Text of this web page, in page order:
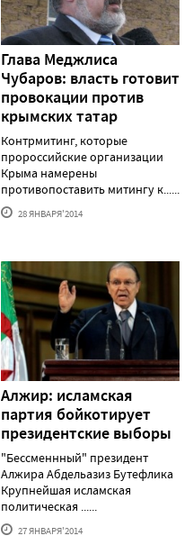
Глава Меджлиса
Чубаров: власть готовит
провокации против
крымских татар
Контрмитинг, которые
пророссийские организации
Крыма намерены
противопоставить митингу к......
28 ЯНВАРЯ'2014
Алжир: исламская
партия бойкотирует
президентские выборы
"Бессменнный" президент
Алжира Абдельазиз Бутефлика
Крупнейшая исламская
политическая ......
27 ЯНВАРЯ'2014